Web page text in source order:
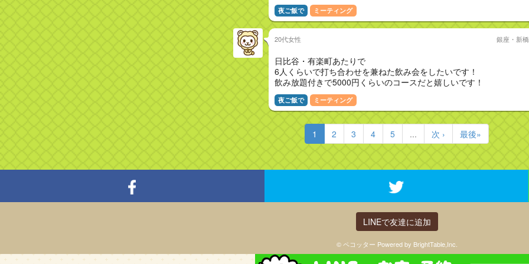
夜ご飯で ミーティング
20代女性 銀座・新
日比谷・有楽町あたりで
6人くらいで打ち合わせを兼ねた飲み会をしたいです！
飲み放題付きで5000円くらいのコースだと嬉しいです！
夜ご飯で ミーティング
1 2 3 4 5 ... 次 › 最後»
LINEで友達に追加
© ペコッター Powered by BrightTable,Inc.